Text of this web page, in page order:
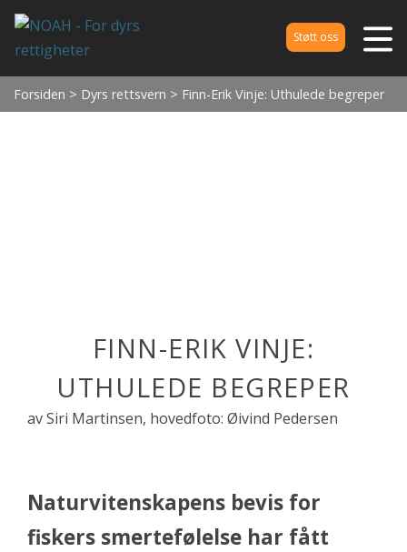
Støtt oss
Forsiden > Dyrs rettsvern > Finn-Erik Vinje: Uthulede begreper
FINN-ERIK VINJE:
UTHULEDE BEGREPER
av Siri Martinsen, hovedfoto: Øivind Pedersen
Naturvitenskapens bevis for
fiskers smertefølelse har fått